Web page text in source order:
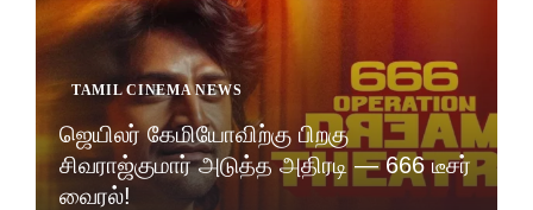
TAMIL CINEMA NEWS
ஜெயிலர் கேமியோவிற்கு பிறகு
சிவராஜ்குமார் அடுத்த அதிரடி — 666 டீசர்
வைரல்!